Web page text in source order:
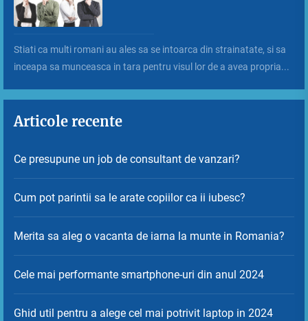
Stiati ca multi romani au ales sa se intoarca din strainatate, si sa
inceapa sa munceasca in tara pentru visul lor de a avea propria...
Articole recente
Ce presupune un job de consultant de vanzari?
Cum pot parintii sa le arate copiilor ca ii iubesc?
Merita sa aleg o vacanta de iarna la munte in Romania?
Cele mai performante smartphone-uri din anul 2024
Ghid util pentru a alege cel mai potrivit laptop in 2024